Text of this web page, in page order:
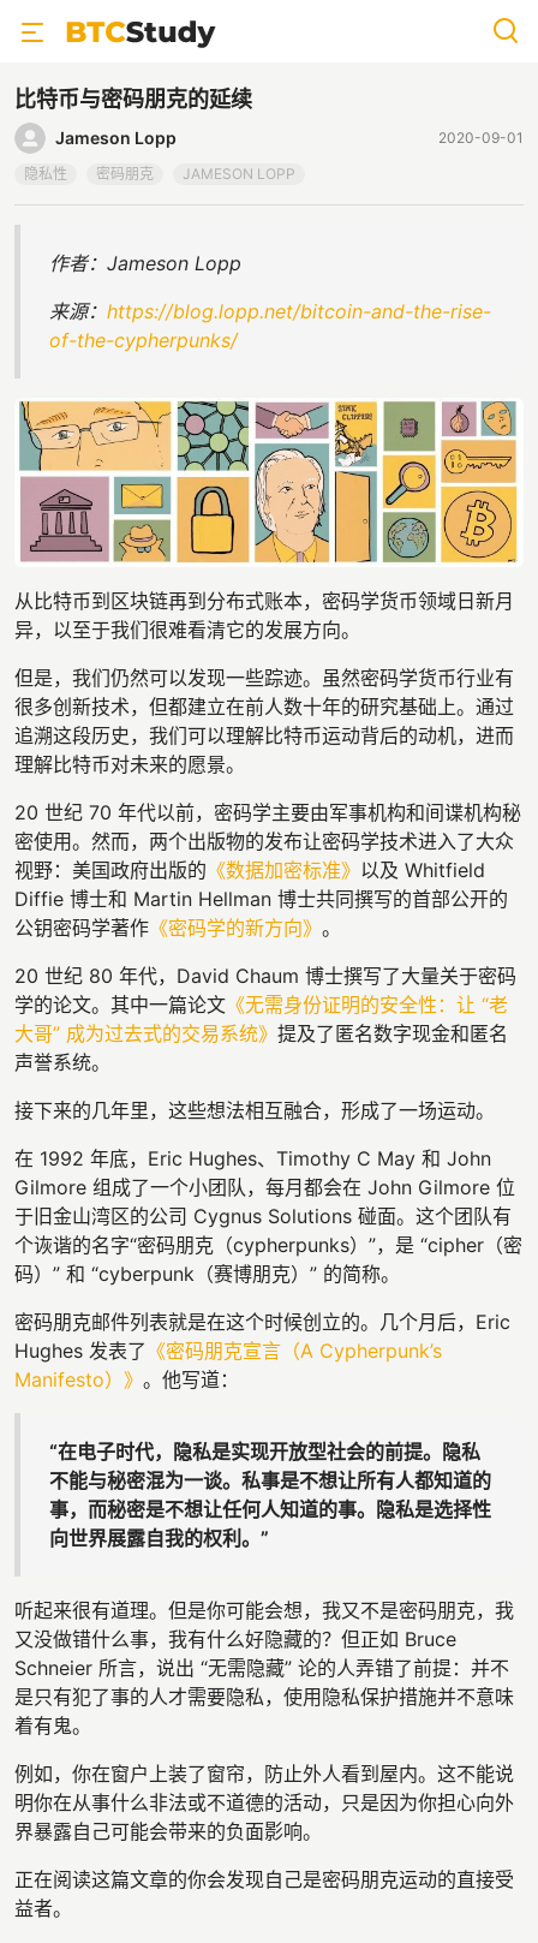
比特币与密码朋克的延续
Jameson Lopp
2020-09-01
隐私性
密码朋克 JAMESON LOPP
作者：Jameson Lopp
来源： https://blog.lopp.net/bitcoin-and-the-rise-
of-the-cypherpunks/
从比特币到区块链再到分布式账本，密码学货币领域日新月
异，以至于我们很难看清它的发展方向。
但是，我们仍然可以发现一些踪迹。虽然密码学货币行业有
很多创新技术，但都建立在前人数十年的研究基础上。通过
追溯这段历史，我们可以理解比特币运动背后的动机，进而
理解比特币对未来的愿景。
20 世纪 70 年代以前，密码学主要由军事机构和间谍机构秘
密使用。然而，两个出版物的发布让密码学技术进入了大众
视野：美国政府出版的 《数据加密标准》 以及 Whitfield
Diffie 博士和 Martin Hellman 博士共同撰写的首部公开的
公钥密码学著作 《密码学的新方向》 。
20 世纪 80 年代，David Chaum 博士撰写了大量关于密码
学的论文。其中一篇论文 《无需身份证明的安全性：让 “老
大哥” 成为过去式的交易系统》 提及了匿名数字现金和匿名
声誉系统。
接下来的几年里，这些想法相互融合，形成了一场运动。
在 1992 年底，Eric Hughes、Timothy C May 和 John
Gilmore 组成了一个小团队，每月都会在 John Gilmore 位
于旧金山湾区的公司 Cygnus Solutions 碰面。这个团队有
个诙谐的名字“密码朋克（cypherpunks）”，是 “cipher（密
码）” 和 “cyberpunk（赛博朋克）” 的简称。
密码朋克邮件列表就是在这个时候创立的。几个月后，Eric
Hughes 发表了 《密码朋克宣言（A Cypherpunk’s
Manifesto）》 。他写道：
“在电子时代，隐私是实现开放型社会的前提。隐私
不能与秘密混为一谈。私事是不想让所有人都知道的
事，而秘密是不想让任何人知道的事。隐私是选择性
向世界展露自我的权利。”
听起来很有道理。但是你可能会想，我又不是密码朋克，我
又没做错什么事，我有什么好隐藏的？但正如 Bruce
Schneier 所言，说出 “无需隐藏” 论的人弄错了前提：并不
是只有犯了事的人才需要隐私，使用隐私保护措施并不意味
着有鬼。
例如，你在窗户上装了窗帘，防止外人看到屋内。这不能说
明你在从事什么非法或不道德的活动，只是因为你担心向外
界暴露自己可能会带来的负面影响。
正在阅读这篇文章的你会发现自己是密码朋克运动的直接受
益者。